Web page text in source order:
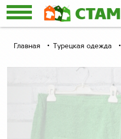
Главная Турецкая одежда